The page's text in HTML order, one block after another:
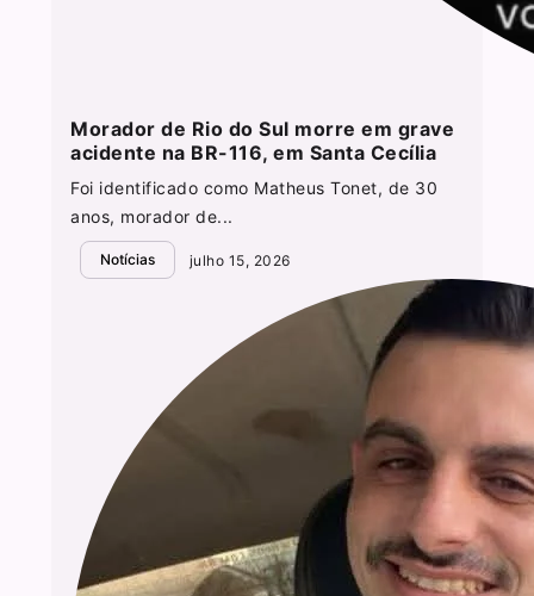
Morador de Rio do Sul morre em grave
acidente na BR-116, em Santa Cecília
Foi identificado como Matheus Tonet, de 30
anos, morador de...
Notícias julho 15, 2026